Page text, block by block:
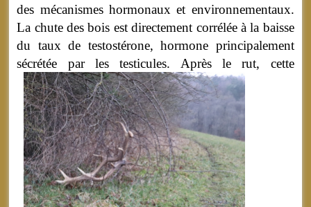
des mécanismes hormonaux et environnementaux.
La chute des bois est directement corrélée à la baisse
du taux de testostérone, hormone principalement
sécrétée par les testicules.Après le rut, cette